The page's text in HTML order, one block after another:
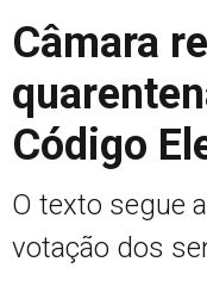
Câmara
Código
O texto segue
votação dos